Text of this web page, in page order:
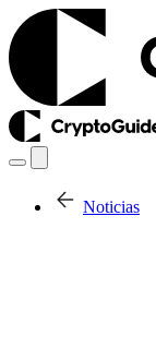
Noticias